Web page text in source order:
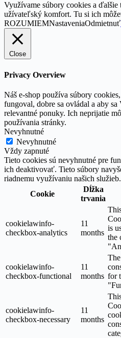
Využívame súbory cookies a ďalšie
užívateľský komfort. Tu si ich
ROZUMIEMNastaveniaOdmietnuť
Close
Privacy Overview
Náš e-shop používa súbory
fungoval, dobre sa ovládal a aby
relevantné ponuky. Ich neprijatie
používania stránky.
Nevyhnutné
Nevyhnutné
Vždy zapnuté
Tieto cookies sú nevyhnutné pre
ich deaktivovať. Tieto súbory
riadnemu využívaniu našich služieb.
Cookie
Dĺžka
trvania
cookielawinfo-
checkbox-analytics
11
months
is
the
cookielawinfo-
checkbox-functional
11
months for
cookielawinfo-
checkbox-necessary
11
months